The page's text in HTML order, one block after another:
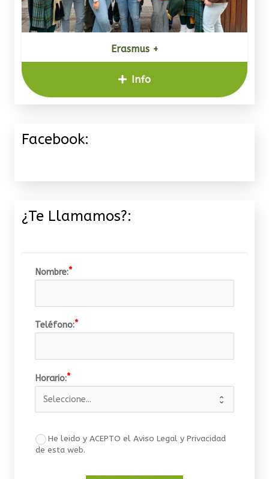
Erasmus +
Info
Facebook:
¿Te Llamamos?:
Nombre:
Teléfono:
Horario:
He leido y ACEPTO el Aviso Legal y Privacidad
de esta web.